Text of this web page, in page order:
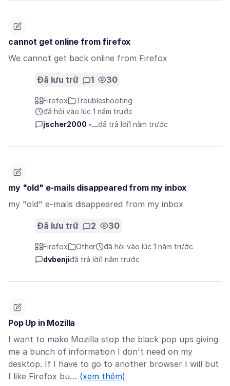
cannot get online from firefox
We cannot get back online from Firefox
Đã lưu trữ 1 30
Firefox
Troubleshooting
đã hỏi vào lúc 1 năm trước
jscher2000 -...đã trả lời1 năm trước
my "old" e-mails disappeared from my inbox
my "old" e-mails disappeared from my inbox
Đã lưu trữ 2 30
Firefox Other
đã hỏi vào lúc 1 năm trước
dvbenjiđã trả lời1 năm trước
Pop Up in Mozilla
I want to make Mozilla stop the black pop ups giving
me a bunch of information I don't need on my
desktop. If I have to go to another browser I will but
I like Firefox bu… (xem thêm)